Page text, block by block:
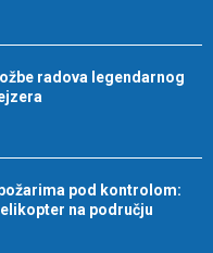
radova legendarnog
pod kontrolom:
na području